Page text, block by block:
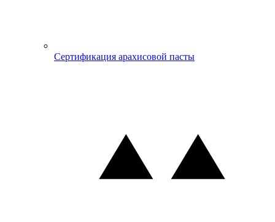
Сертификация арахисовой пасты